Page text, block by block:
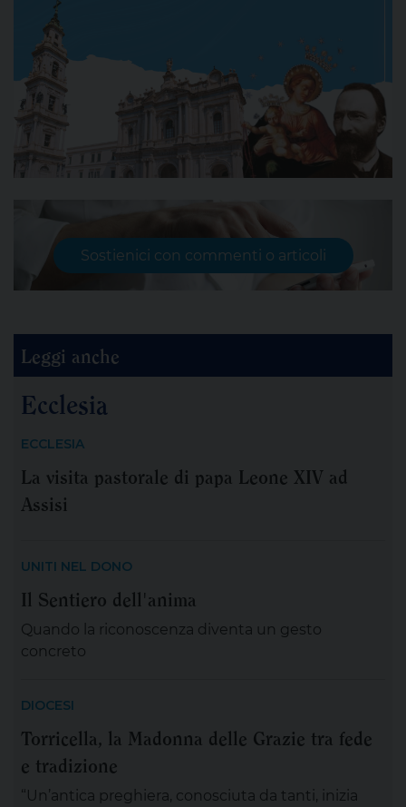
Sostienici con commenti o articoli
Leggi anche
Ecclesia
ECCLESIA
La visita pastorale di papa Leone XIV ad
Assisi
UNITI NEL DONO
Il Sentiero dell'anima
Quando la riconoscenza diventa un gesto
concreto
DIOCESI
Torricella, la Madonna delle Grazie tra fede
e tradizione
“Un’antica preghiera, conosciuta da tanti, inizia